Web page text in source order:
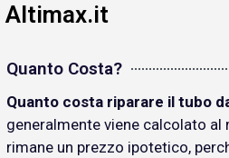
Altimax.it
Quanto Costa?
Quanto costa riparare il tubo
generalmente viene calcolato al
rimane un prezzo ipotetico,